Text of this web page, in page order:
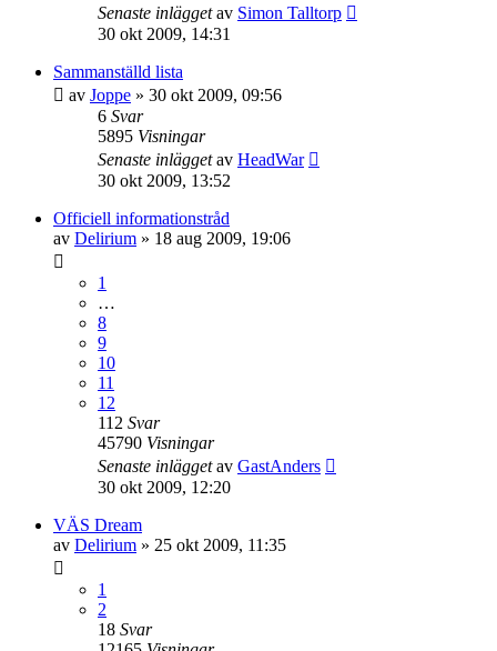
Senaste inläggetav Simon Talltorp
30 okt 2009, 14:31
Sammanställd lista
av Joppe » 30 okt 2009, 09:56
6 Svar
5895 Visningar
Senaste inläggetav HeadWar
30 okt 2009, 13:52
Officiell informationstråd
av Delirium » 18 aug 2009, 19:06
1
…
8
9
10
11
12
112 Svar
45790 Visningar
Senaste inläggetav GastAnders
30 okt 2009, 12:20
VÄS Dream
av Delirium » 25 okt 2009, 11:35
1
2
18 Svar